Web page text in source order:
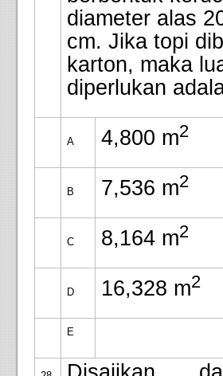
diameter alas
cm. Jika topi
karton, maka
diperlukan
A 4,800 m2
B 7,536 m2
C 8,164 m2
D 16,328 m2
E